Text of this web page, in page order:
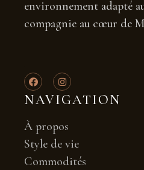
environnement adapté
compagnie au cœur de
NAVIGATION
À propos
Style de vie
Commodités